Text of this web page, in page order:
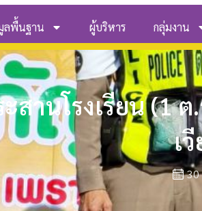
ลพื้นฐาน ผู้บริหาร กลุ่มงาน
สานโรงเรียน (1
เ
30